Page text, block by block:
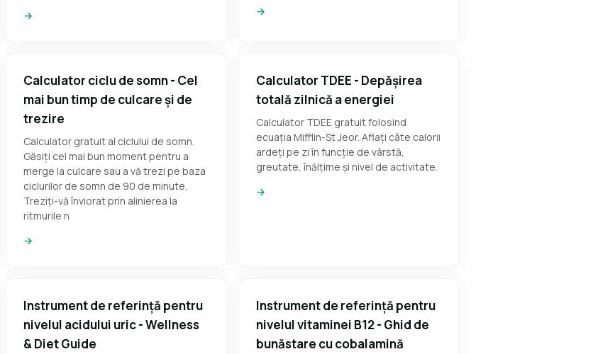
→
→
Calculator ciclu de somn - Cel
mai bun timp de culcare și de
trezire
Calculator gratuit al ciclului de somn.
Găsiți cel mai bun moment pentru a
merge la culcare sau a vă trezi pe baza
ciclurilor de somn de 90 de minute.
Treziți-vă înviorat prin alinierea la
ritmurile n
→
Calculator TDEE - Depășirea
totală zilnică a energiei
Calculator TDEE gratuit folosind
ecuația Mifflin-St Jeor. Aflați câte calorii
ardeți pe zi în funcție de vârstă,
greutate, înălțime și nivel de activitate.
→
Instrument de referință pentru
nivelul acidului uric - Wellness
& Diet Guide
Instrument de referință pentru
nivelul vitaminei B12 - Ghid de
bunăstare cu cobalamină